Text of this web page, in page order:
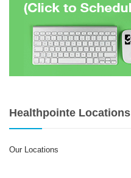
Healthpointe Locations
Our Locations